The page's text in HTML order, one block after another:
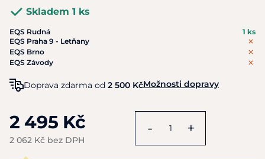
Skladem 1 ks
EQS Rudná
1 ks
EQS Praha 9 - Letňany
EQS Brno
EQS Závody
Doprava zdarma od 2 500 KčMožnosti dopravy
2 495 Kč
2 062 Kč bez DPH
- +